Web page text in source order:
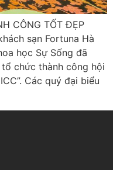
CÔNG TỐT ĐẸP
sạn Fortuna Hà
học Sự Sống đã
chức thành công hội
Các quý đại biểu